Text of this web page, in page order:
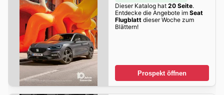
Dieser Katalog hat 20 Seite.
Entdecke die Angebote im Seat
Flugblattdieser Woche zum
Blättern!
Prospekt öffnen